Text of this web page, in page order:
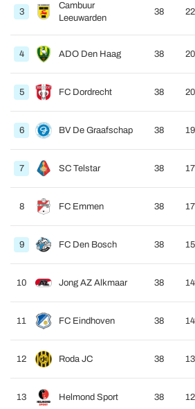
3
Cambuur
Leeuwarden
38 22
4 ADO Den Haag 38 20
5 FC Dordrecht 38 20
6 BV De Graafschap 38 19
7 SC Telstar 38 17
8 FC Emmen 38 17
9 FC Den Bosch 38 15
10 Jong AZ Alkmaar 38 14
11 FC Eindhoven 38 14
12 Roda JC 38 13
13 Helmond Sport 38 12